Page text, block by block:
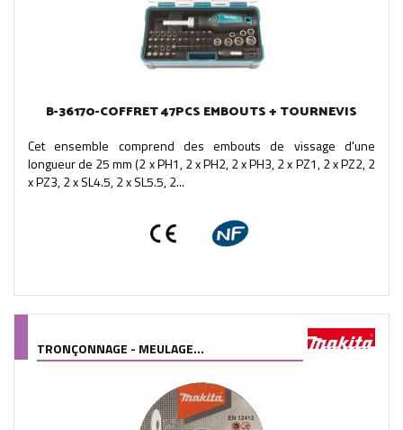
B-36170-COFFRET 47PCS EMBOUTS + TOURNEVIS
Cet ensemble comprend des embouts de vissage d'une
longueur de 25 mm (2 x PH1, 2 x PH2, 2 x PH3, 2 x PZ1, 2 x PZ2, 2
x PZ3, 2 x SL4.5, 2 x SL5.5, 2...
TRONÇONNAGE - MEULAGE...